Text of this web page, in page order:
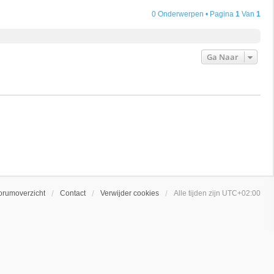
0 Onderwerpen • Pagina 1 Van 1
Ga Naar
Contact Verwijder cookies Alle tijden zijn UTC+02:00